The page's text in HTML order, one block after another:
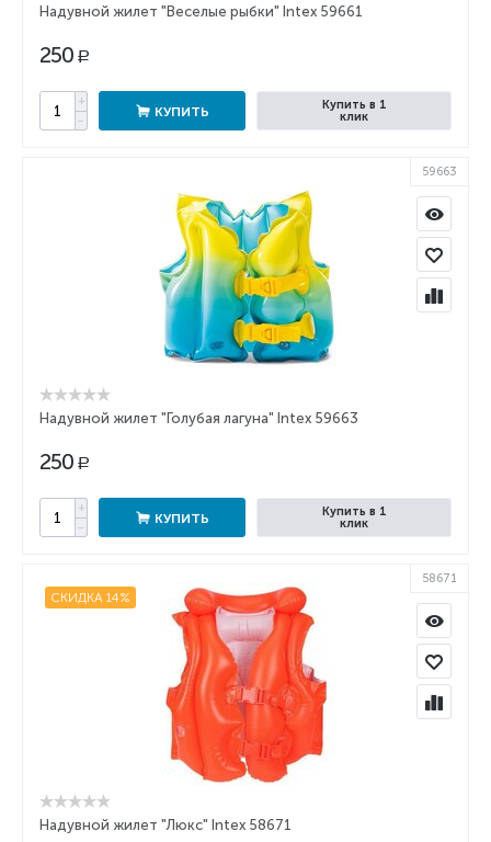
Надувной жилет "Веселые рыбки" Intex 59661
250 Р
+
−
КУПИТЬ
Купить в 1
клик
59663
Надувной жилет "Голубая лагуна" Intex 59663
250 Р
+
−
КУПИТЬ
Купить в 1
клик
СКИДКА 14%
58671
Надувной жилет "Люкс" Intex 58671